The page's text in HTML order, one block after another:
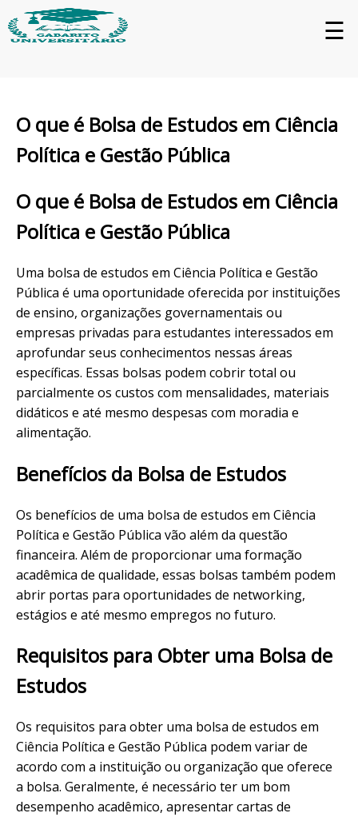
☰
O que é Bolsa de Estudos em Ciência
Política e Gestão Pública
O que é Bolsa de Estudos em Ciência
Política e Gestão Pública
Uma bolsa de estudos em Ciência Política e Gestão
Pública é uma oportunidade oferecida por instituições
de ensino, organizações governamentais ou
empresas privadas para estudantes interessados em
aprofundar seus conhecimentos nessas áreas
específicas. Essas bolsas podem cobrir total ou
parcialmente os custos com mensalidades, materiais
didáticos e até mesmo despesas com moradia e
alimentação.
Benefícios da Bolsa de Estudos
Os benefícios de uma bolsa de estudos em Ciência
Política e Gestão Pública vão além da questão
financeira. Além de proporcionar uma formação
acadêmica de qualidade, essas bolsas também podem
abrir portas para oportunidades de networking,
estágios e até mesmo empregos no futuro.
Requisitos para Obter uma Bolsa de
Estudos
Os requisitos para obter uma bolsa de estudos em
Ciência Política e Gestão Pública podem variar de
acordo com a instituição ou organização que oferece
a bolsa. Geralmente, é necessário ter um bom
desempenho acadêmico, apresentar cartas de